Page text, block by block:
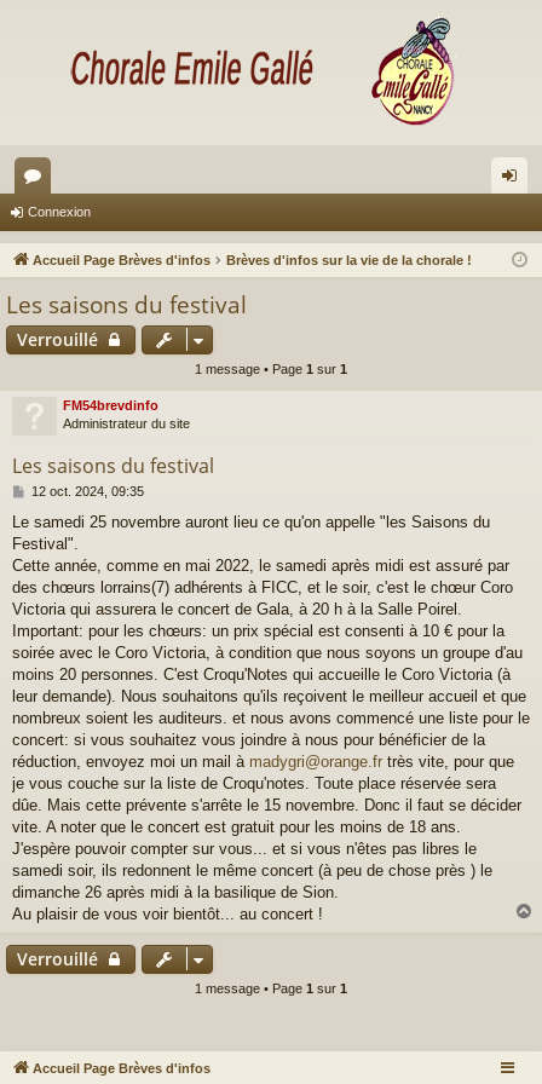
or
u ne
Connexion
Accueil Page Brèves d'infos Brèves d'infos sur la vie de la chorale !
Les saisons du festival
Verrouillé
1 message • Page 1 sur 1
FM54brevdinfo
Administrateur du site
Les saisons du festival
M
s
s
a
12 oct. 2024, 09:35
Le samedi 25 novembre auront lieu ce qu'on appelle "les Saisons du
Festival".
Cette année, comme en mai 2022, le samedi après midi est assuré par
des chœurs lorrains(7) adhérents à FICC, et le soir, c'est le chœur Coro
Victoria qui assurera le concert de Gala, à 20 h à la Salle Poirel.
Important: pour les chœurs: un prix spécial est consenti à 10 € pour la
soirée avec le Coro Victoria, à condition que nous soyons un groupe d'au
moins 20 personnes. C'est Croqu'Notes qui accueille le Coro Victoria (à
leur demande). Nous souhaitons qu'ils reçoivent le meilleur accueil et que
nombreux soient les auditeurs. et nous avons commencé une liste pour le
concert: si vous souhaitez vous joindre à nous pour bénéficier de la
réduction, envoyez moi un mail à madygri@orange.fr très vite, pour que
je vous couche sur la liste de Croqu'notes. Toute place réservée sera
dûe. Mais cette prévente s'arrête le 15 novembre. Donc il faut se décider
vite. A noter que le concert est gratuit pour les moins de 18 ans.
J'espère pouvoir compter sur vous... et si vous n'êtes pas libres le
samedi soir, ils redonnent le même concert (à peu de chose près ) le
dimanche 26 après midi à la basilique de Sion.
Au plaisir de vous voir bientôt... au concert !
Verrouillé
1 message • Page 1 sur 1
Accueil Page Brèves d'infos